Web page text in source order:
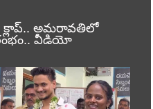
అమరావతిలో
వీడియో